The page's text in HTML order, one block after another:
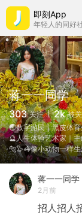
即刻App
年轻人的同好
蒋一一同学
303 关注 2k 被
🌏数字游民｜黑皮体
🔮人生体验艺术家｜
🐅🦭🦓像小动物一样
蒋一一同学
2月前
招人招人